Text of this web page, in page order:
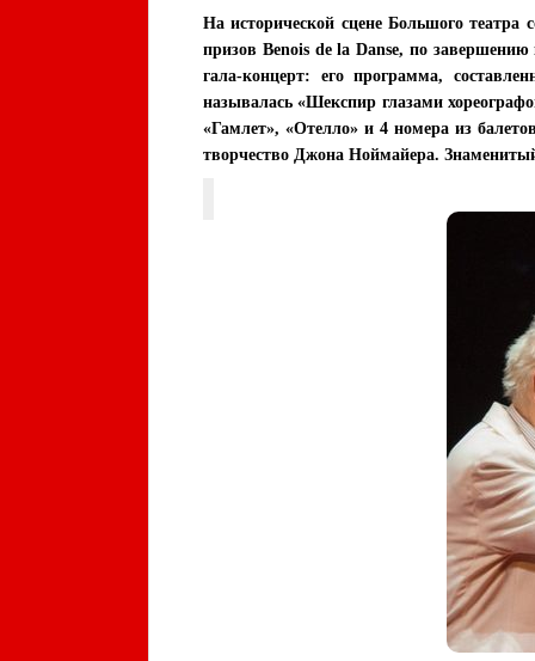
На исторической сцене Большого
призов Benois de la Danse, по
гала-концерт: его программа,
называлась «Шекспир глазами
«Гамлет», «Отелло» и 4 номера из
творчество Джона Ноймайера.